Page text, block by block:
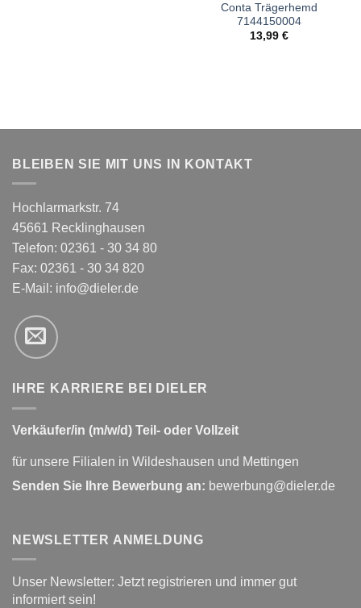
Conta Trägerhemd
7144150004
13,99 €
BLEIBEN SIE MIT UNS IN KONTAKT
Hochlarmarkstr. 74
45661 Recklinghausen
Telefon: 02361 - 30 34 80
Fax: 02361 - 30 34 820
E-Mail: info@dieler.de
IHRE KARRIERE BEI DIELER
Verkäufer/in (m/w/d) Teil- oder Vollzeit
für unsere Filialen in Wildeshausen und Mettingen
Senden Sie Ihre Bewerbung an: bewerbung@dieler.de
NEWSLETTER ANMELDUNG
Unser Newsletter: Jetzt registrieren und immer gut
informiert sein!